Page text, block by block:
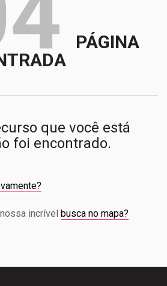
PÁGINA
que você está
foi encontrado.
incrível busca no mapa?